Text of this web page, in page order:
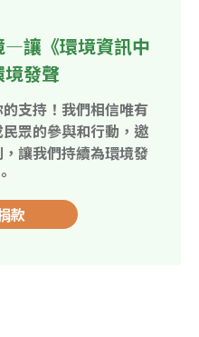
—讓《環境資訊中
發聲
支持！我們相信唯有
眾的參與和行動，邀
讓我們持續為環境發
款